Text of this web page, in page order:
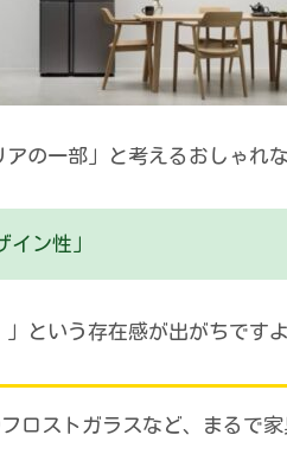
の一部」と考えるおしゃれ
イン性」
という存在感が出がちです
ロストガラスなど、まるで